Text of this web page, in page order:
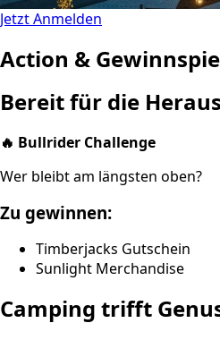
Jetzt Anmelden
Action &
Bereit für die
🔥 Bullrider Challenge
Wer bleibt am längsten oben?
Zu gewinnen:
Timberjacks Gutschein
Sunlight Merchandise
Camping trifft